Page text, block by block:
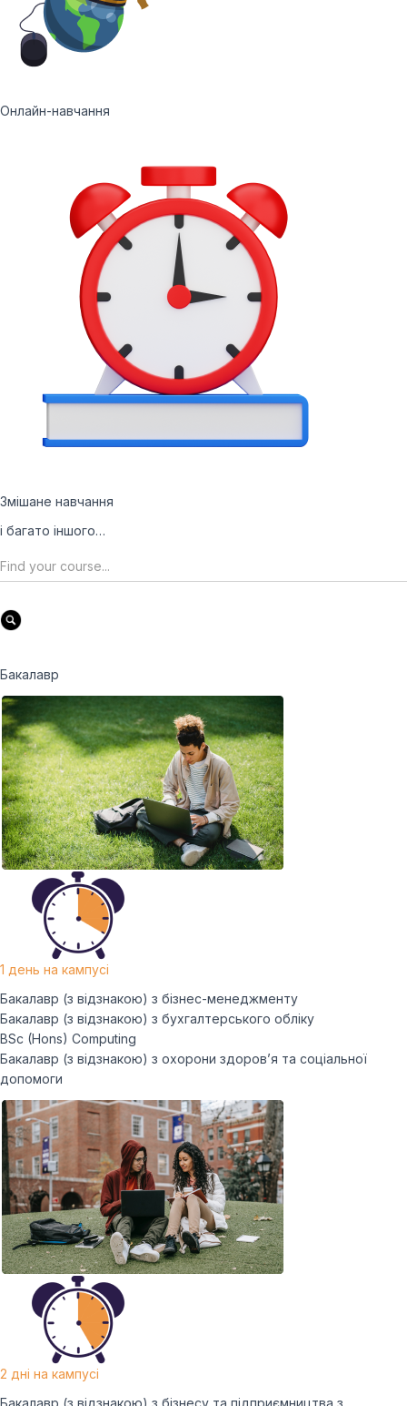
Онлайн-навчання
Змішане навчання
і багато іншого…
Бакалавр
1 день на кампусі
Бакалавр (з відзнакою) з бізнес-менеджменту
Бакалавр (з відзнакою) з бухгалтерського обліку
BSc (Hons) Computing
Бакалавр (з відзнакою) з охорони здоров’я та соціальної
допомоги
2 дні на кампусі
Бакалавр (з відзнакою) з бізнесу та підприємництва з